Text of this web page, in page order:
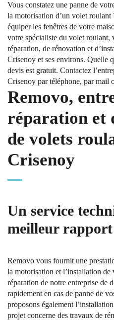
Vous constatez une panne de
la motorisation d’un volet roulant
équiper les fenêtres de votre
votre spécialiste du volet roulant,
réparation, de rénovation et
Crisenoy et ses environs. Quelle
devis est gratuit. Contactez
Crisenoy par téléphone, par mail
Removo,
réparation et
de volets
Crisenoy
Un service
meilleur
Removo vous fournit une
la motorisation et l’installation
réparation de notre entreprise de
rapidement en cas de panne de
proposons également
projet concerne des travaux de